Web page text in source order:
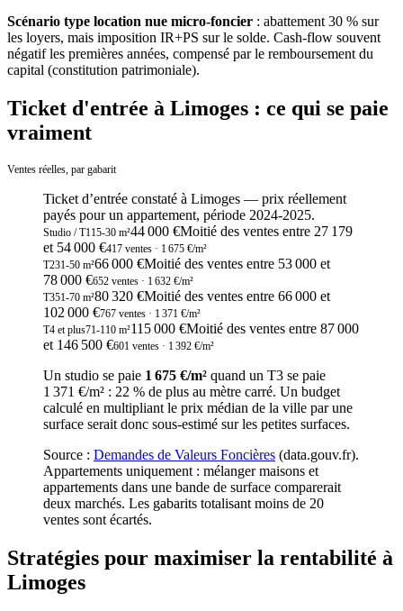
Scénario type location nue micro-foncier : abattement 30 % sur
les loyers, mais imposition IR+PS sur le solde. Cash-flow souvent
négatif les premières années, compensé par le remboursement du
capital (constitution patrimoniale).
Ticket d'entrée à Limoges : ce qui se paie
vraiment
Ventes réelles, par gabarit
Ticket d’entrée constaté à Limoges — prix réellement
payés pour un appartement, période 2024-2025.
Studio / T115-30 m²44 000 €Moitié des ventes entre 27 179
et 54 000 €417 ventes · 1 675 €/m²
T231-50 m²66 000 €Moitié des ventes entre 53 000 et
78 000 €652 ventes · 1 632 €/m²
T351-70 m²80 320 €Moitié des ventes entre 66 000 et
102 000 €767 ventes · 1 371 €/m²
T4 et plus71-110 m²115 000 €Moitié des ventes entre 87 000
et 146 500 €601 ventes · 1 392 €/m²
Un studio se paie 1 675 €/m² quand un T3 se paie
1 371 €/m² : 22 % de plus au mètre carré. Un budget
calculé en multipliant le prix médian de la ville par une
surface serait donc sous-estimé sur les petites surfaces.
Source : Demandes de Valeurs Foncières (data.gouv.fr).
Appartements uniquement : mélanger maisons et
appartements dans une bande de surface comparerait
deux marchés. Les gabarits totalisant moins de 20
ventes sont écartés.
Stratégies pour maximiser la rentabilité à
Limoges